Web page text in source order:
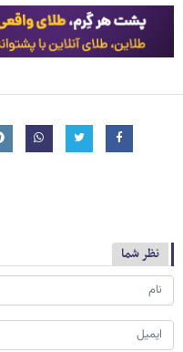
نظر شما